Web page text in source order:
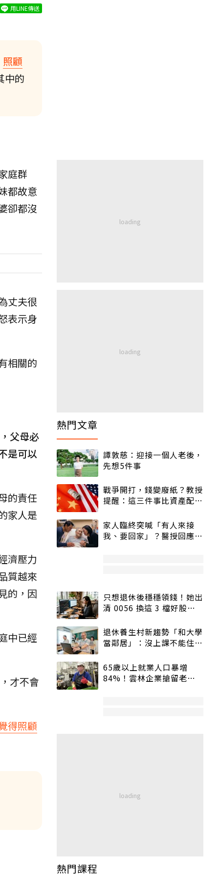
用LINE傳送
照顧
中的
庭群
都故意
卻都沒
丈夫很
表示身
相關的
父母必
是可以
的責任
家人是
濟壓力
質越來
的，因
中已經
才不會
得照顧
熱門文章
譚敦慈：迎接一個人老後，
先想5件事
戰爭開打，錢變廢紙？教授
提醒：這三件事比資產配置
家人臨終突喊「有人來接
我、要回家」？醫授回應方
只想退休後穩穩領錢！她出
清 0056 換這 3 檔好股：
退休養生村新趨勢「和大學
當鄰居」：沒上課不能住、
65歲以上就業人口暴增
84%！雲林企業搶留老員
熱門課程